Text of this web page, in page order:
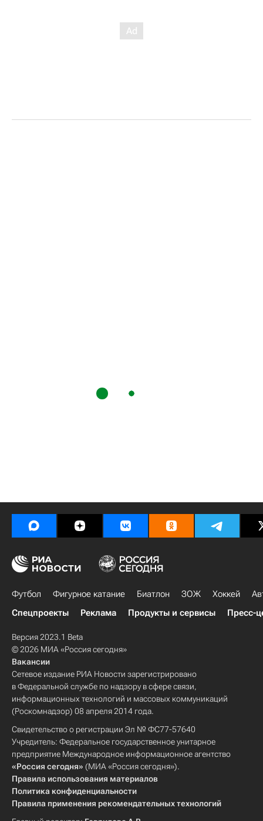
Футбол Фигурное катание Биатлон ЗОЖ Хоккей
Спецпроекты
Реклама Продукты и сервисы Пресс-
Версия 2023.1 Beta
© 2026 МИА «Россия сегодня»
Вакансии
Сетевое издание РИА Новости зарегистрировано
в Федеральной службе по надзору в сфере связи,
информационных технологий и массовых коммуникаций
(Роскомнадзор) 08 апреля 2014 года.
Свидетельство о регистрации Эл № ФС77-57640
Учредитель: Федеральное государственное унитарное
предприятие Международное информационное агентство
«Россия сегодня» (МИА «Россия сегодня»).
Правила использования материалов
Политика конфиденциальности
Правила применения рекомендательных технологий